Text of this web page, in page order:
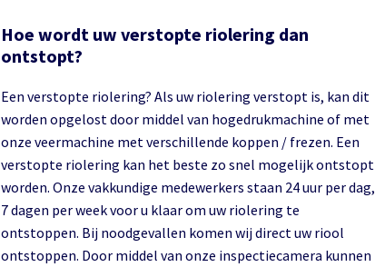
Hoe wordt uw verstopte riolering dan
ontstopt?
Een verstopte riolering? Als uw riolering verstopt is, kan dit
worden opgelost door middel van hogedrukmachine of met
onze veermachine met verschillende koppen / frezen. Een
verstopte riolering kan het beste zo snel mogelijk ontstopt
worden. Onze vakkundige medewerkers staan 24 uur per dag,
7 dagen per week voor u klaar om uw riolering te
ontstoppen. Bij noodgevallen komen wij direct uw riool
ontstoppen. Door middel van onze inspectiecamera kunnen